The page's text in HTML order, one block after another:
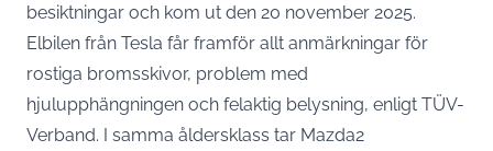
besiktningar och kom ut den 20 november 2025.
Elbilen från Tesla får framför allt anmärkningar för
rostiga bromsskivor, problem med
hjulupphängningen och felaktig belysning, enligt TÜV-
Verband. I samma åldersklass tar Mazda2